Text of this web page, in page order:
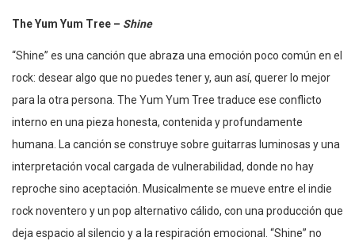
The Yum Yum Tree – Shine
“Shine” es una canción que abraza una emoción poco común en el
rock: desear algo que no puedes tener y, aun así, querer lo mejor
para la otra persona. The Yum Yum Tree traduce ese conflicto
interno en una pieza honesta, contenida y profundamente
humana. La canción se construye sobre guitarras luminosas y una
interpretación vocal cargada de vulnerabilidad, donde no hay
reproche sino aceptación. Musicalmente se mueve entre el indie
rock noventero y un pop alternativo cálido, con una producción que
deja espacio al silencio y a la respiración emocional. “Shine” no